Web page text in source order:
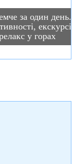
за один день.
екскурсії
у горах